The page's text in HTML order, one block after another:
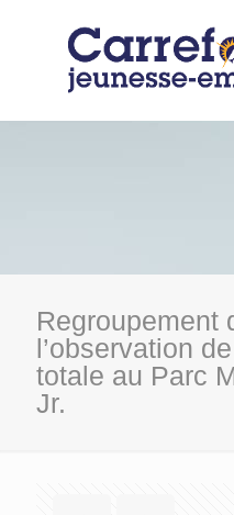
Regroupement
l’observation
totale au Parc
Jr.